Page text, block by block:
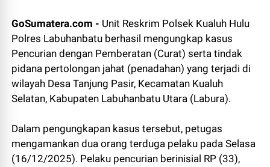
GoSumatera.com - Unit Reskrim Polsek Kualuh Hulu
Polres Labuhanbatu berhasil mengungkap kasus
Pencurian dengan Pemberatan (Curat) serta tindak
pidana pertolongan jahat (penadahan) yang terjadi di
wilayah Desa Tanjung Pasir, Kecamatan Kualuh
Selatan, Kabupaten Labuhanbatu Utara (Labura).
Dalam pengungkapan kasus tersebut, petugas
mengamankan dua orang terduga pelaku pada Selasa
(16/12/2025). Pelaku pencurian berinisial RP (33),